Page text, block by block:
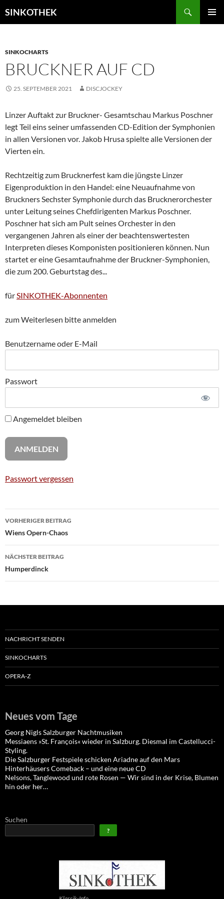
Inhalt
SINKOTHEK
SINKOCHARTS
BRUCKNER AUF CD
25. SEPTEMBER 2021 DISCJOCKEY
Linzer Auftakt zur Bruckner- Gesamtschau Markus Poschner
legt Teil eins seiner umfassenden CD-Edition der Symphonien
in allen Versionen vor. Jakob Hrusa spielte alle Versionen der
Vierten ein.
Rechtzeitig zum Brucknerfest kam die jüngste Linzer
Eigenproduktion in den Handel: eine Neuaufnahme von
Bruckners Sechster Symphonie durch das Brucknerorchester
unter Leitung seines Chefdirigenten Markus Poschner.
Poschner hat sich am Pult seines Orchester in den
vergangenen Jahren als einer der beachtenswertesten
Interpreten dieses Komponisten positionieren können. Nun
startet er eine Gesamtaufnahme der Bruckner-Symphonien,
die zum 200. Geburtstag des...
fürSINKOTHEK-Abonnenten
zum Weiterlesen bitte anmelden
Benutzername oder E-Mail
Passwort
Angemeldet bleiben
Passwort vergessen
Beitragsnavigation
VORHERIGER BEITRAG
Wiens Opern-Chaos
NÄCHSTER BEITRAG
Humperdinck
NACHRICHT SENDEN
SINKOCHARTS
OPERA-Z
Neues vom Tage
Georg Nigls Salzburger Nachtmusiken
Messiaens »St. François« wieder in Salzburg. Diesmal im Castellucci-
Styling.
Die Salzburger Festspiele schicken Ariadne auf den Mars
Hinterhäusers Comeback – und eine neue CD
Nelsons, Tanglewood und rote Rosen — Wir sind in der Krise, Blumen
hin oder her…
Suchen
?